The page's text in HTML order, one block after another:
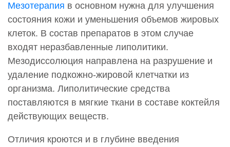
Мезотерапия в основном нужна для улучшения
состояния кожи и уменьшения объемов жировых
клеток. В состав препаратов в этом случае
входят неразбавленные липолитики.
Мезодиссолюция направлена на разрушение и
удаление подкожно-жировой клетчатки из
организма. Липолитические средства
поставляются в мягкие ткани в составе коктейля
действующих веществ.
Отличия кроются и в глубине введения